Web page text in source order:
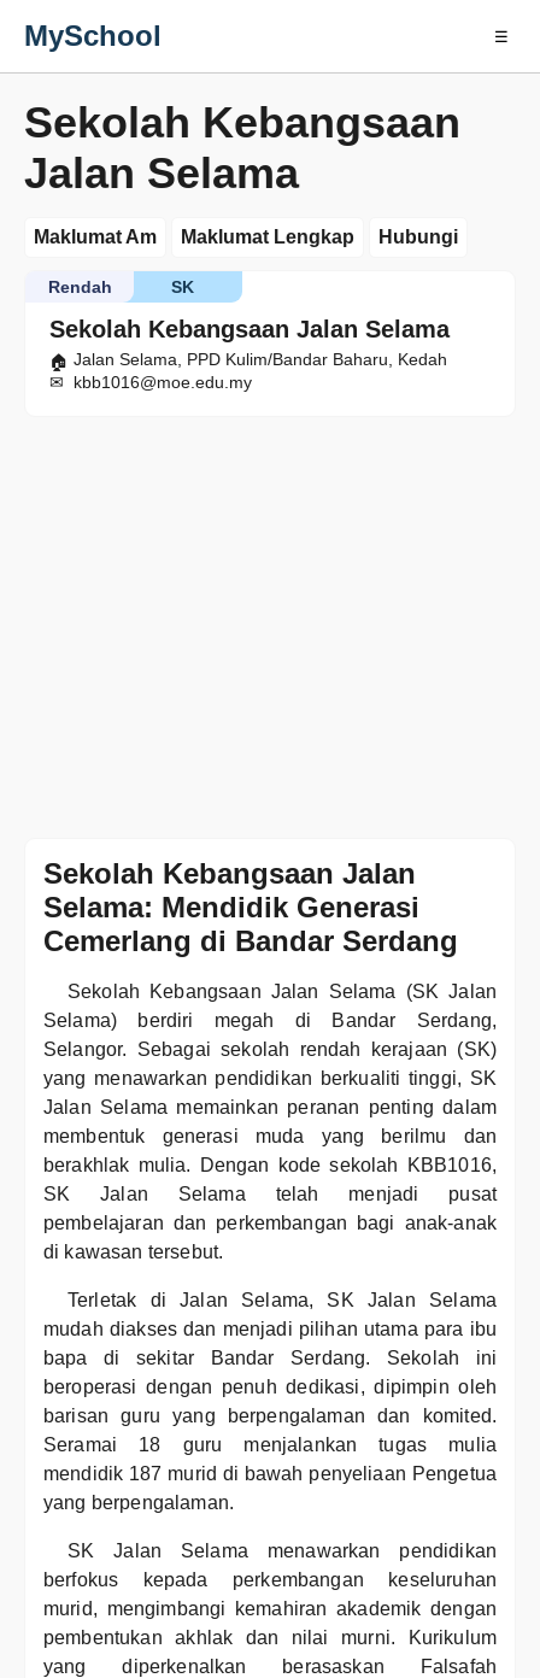
MySchool ☰
Sekolah Kebangsaan
Jalan Selama
Maklumat Am Maklumat Lengkap Hubungi
Sekolah Kebangsaan Jalan Selama
SK
Rendah
Jalan Selama, PPD Kulim/Bandar Baharu, Kedah
kbb1016@moe.edu.my
Sekolah Kebangsaan Jalan
Selama: Mendidik Generasi
Cemerlang di Bandar Serdang
Sekolah Kebangsaan Jalan Selama (SK Jalan
Selama) berdiri megah di Bandar Serdang,
Selangor. Sebagai sekolah rendah kerajaan (SK)
yang menawarkan pendidikan berkualiti tinggi, SK
Jalan Selama memainkan peranan penting dalam
membentuk generasi muda yang berilmu dan
berakhlak mulia. Dengan kode sekolah KBB1016,
SK Jalan Selama telah menjadi pusat
pembelajaran dan perkembangan bagi anak-anak
di kawasan tersebut.
Terletak di Jalan Selama, SK Jalan Selama
mudah diakses dan menjadi pilihan utama para ibu
bapa di sekitar Bandar Serdang. Sekolah ini
beroperasi dengan penuh dedikasi, dipimpin oleh
barisan guru yang berpengalaman dan komited.
Seramai 18 guru menjalankan tugas mulia
mendidik 187 murid di bawah penyeliaan Pengetua
yang berpengalaman.
SK Jalan Selama menawarkan pendidikan
berfokus kepada perkembangan keseluruhan
murid, mengimbangi kemahiran akademik dengan
pembentukan akhlak dan nilai murni. Kurikulum
yang diperkenalkan berasaskan Falsafah